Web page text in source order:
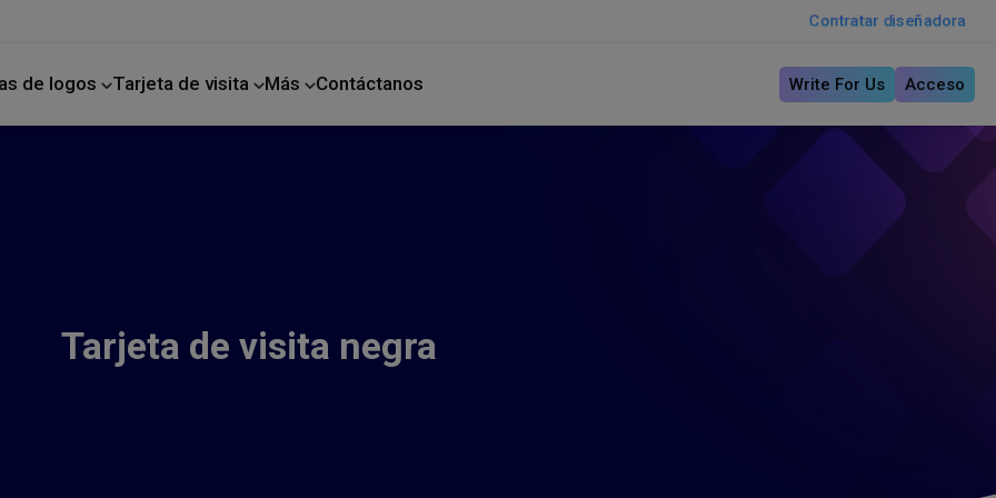
Contratar diseñadora
de logos Tarjeta de visita Más Contáctanos Write For Us Acceso
Tarjeta de visita negra